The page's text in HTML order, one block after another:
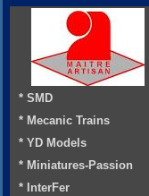
* SMD
* Mecanic Trains
* YD Models
* Miniatures-Passion
* InterFer